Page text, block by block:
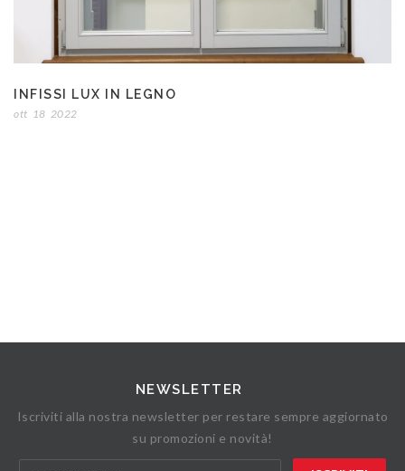
INFISSI LUX IN LEGNO
ott 18 2022
NEWSLETTER
Iscriviti alla nostra newsletter per restare sempre aggiornato
su promozioni e novità!